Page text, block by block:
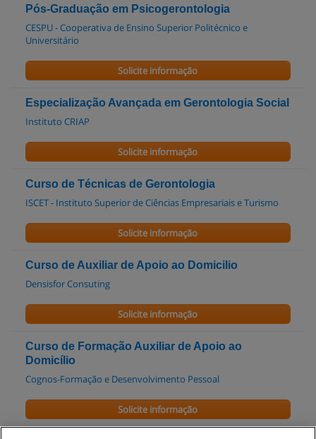
Pós-Graduação em Psicogerontologia
CESPU - Cooperativa de Ensino Superior Politécnico e
Universitário
Solicite informação
Especialização Avançada em Gerontologia Social
Instituto CRIAP
Solicite informação
Curso de Técnicas de Gerontologia
ISCET - Instituto Superior de Ciências Empresariais e Turismo
Solicite informação
Curso de Auxiliar de Apoio ao Domicilio
Densisfor Consuting
Solicite informação
Curso de Formação Auxiliar de Apoio ao
Domicílio
Cognos-Formação e Desenvolvimento Pessoal
Solicite informação